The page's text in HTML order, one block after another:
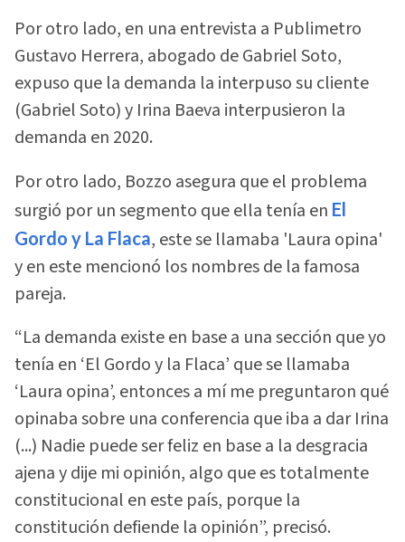
Por otro lado, en una entrevista a Publimetro
Gustavo Herrera, abogado de Gabriel Soto,
expuso que la demanda la interpuso su cliente
(Gabriel Soto) y Irina Baeva interpusieron la
demanda en 2020.
Por otro lado, Bozzo asegura que el problema
surgió por un segmento que ella tenía en El
Gordo y La Flaca, este se llamaba 'Laura opina'
y en este mencionó los nombres de la famosa
pareja.
“La demanda existe en base a una sección que yo
tenía en ‘El Gordo y la Flaca’ que se llamaba
‘Laura opina’, entonces a mí me preguntaron qué
opinaba sobre una conferencia que iba a dar Irina
(...) Nadie puede ser feliz en base a la desgracia
ajena y dije mi opinión, algo que es totalmente
constitucional en este país, porque la
constitución defiende la opinión”, precisó.